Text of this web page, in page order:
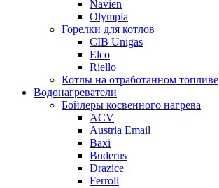
Navien
Olympia
Горелки для котлов
CIB Unigas
Elco
Riello
Котлы на отработанном топливе
Водонагреватели
Бойлеры косвенного нагрева
ACV
Austria Email
Baxi
Buderus
Drazice
Ferroli